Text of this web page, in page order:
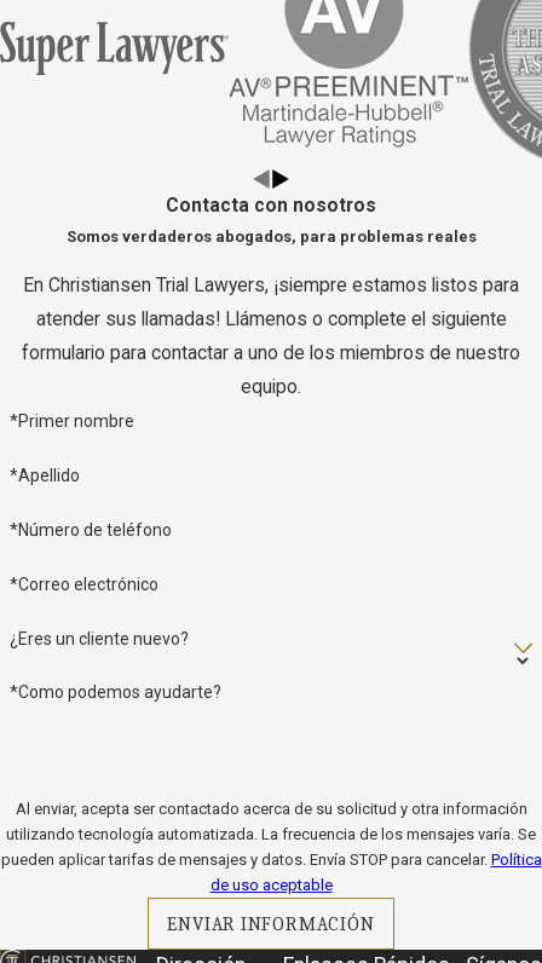
Contacta con nosotros
Somos verdaderos abogados, para problemas reales
En Christiansen Trial Lawyers, ¡siempre estamos listos para
atender sus llamadas! Llámenos o complete el siguiente
formulario para contactar a uno de los miembros de nuestro
equipo.
*Primer nombre
*Apellido
*Número de teléfono
*Correo electrónico
¿Eres un cliente nuevo?
*Como podemos ayudarte?
Al enviar, acepta ser contactado acerca de su solicitud y otra información
utilizando tecnología automatizada. La frecuencia de los mensajes varía. Se
pueden aplicar tarifas de mensajes y datos. Envía STOP para cancelar. Política
de uso aceptable
ENVIAR INFORMACIÓN